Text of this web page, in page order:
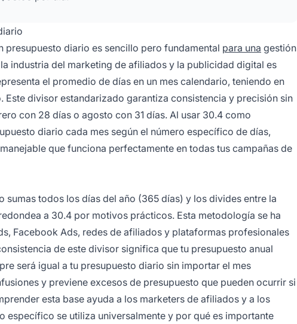
presupuesto diario es sencillo pero fundamental para una gestión
industria del marketing de afiliados y la publicidad digital es
el promedio de días en un mes calendario, teniendo en
divisor estandarizado garantiza consistencia y precisión sin
con 28 días o agosto con 31 días. Al usar 30.4 como
diario cada mes según el número específico de días,
que funciona perfectamente en todas tus campañas de
todos los días del año (365 días) y los divides entre la
a 30.4 por motivos prácticos. Esta metodología se ha
Facebook Ads, redes de afiliados y plataformas profesionales
de este divisor significa que tu presupuesto anual
será igual a tu presupuesto diario sin importar el mes
y previene excesos de presupuesto que pueden ocurrir si
esta base ayuda a los marketers de afiliados y a los
específico se utiliza universalmente y por qué es importante